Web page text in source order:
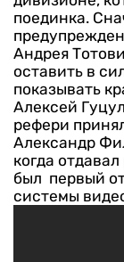
поединка.
Андрея
оставить в
показывать
Алексей
рефери
Александр
когда
был первый
системы